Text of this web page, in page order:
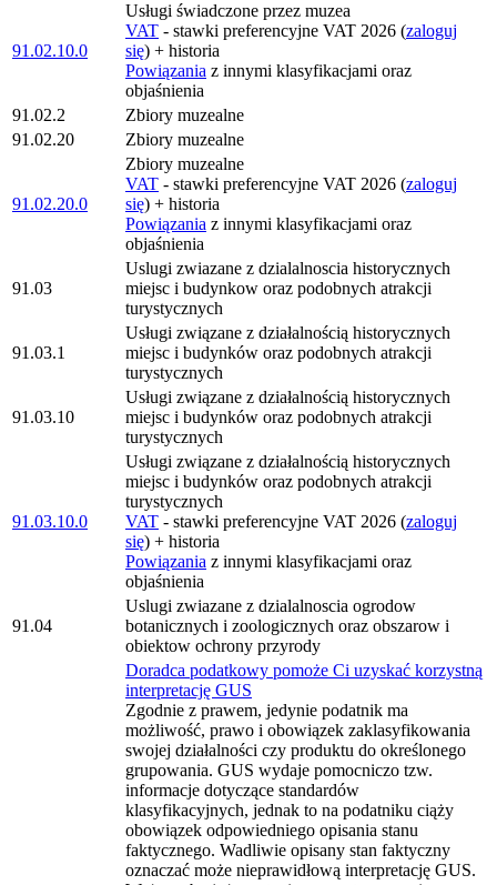
91.02.10.0
Usługi świadczone przez muzea
VAT - stawki preferencyjne VAT 2026 (zaloguj
się) + historia
Powiązania z innymi klasyfikacjami oraz
objaśnienia
91.02.2
Zbiory muzealne
91.02.20
Zbiory muzealne
91.02.20.0
Zbiory muzealne
VAT - stawki preferencyjne VAT 2026 (zaloguj
się) + historia
Powiązania z innymi klasyfikacjami oraz
objaśnienia
91.03
Uslugi zwiazane z dzialalnoscia historycznych
miejsc i budynkow oraz podobnych atrakcji
turystycznych
91.03.1
Usługi związane z działalnością historycznych
miejsc i budynków oraz podobnych atrakcji
turystycznych
91.03.10
Usługi związane z działalnością historycznych
miejsc i budynków oraz podobnych atrakcji
turystycznych
91.03.10.0
Usługi związane z działalnością historycznych
miejsc i budynków oraz podobnych atrakcji
turystycznych
VAT - stawki preferencyjne VAT 2026 (zaloguj
się) + historia
Powiązania z innymi klasyfikacjami oraz
objaśnienia
91.04
Uslugi zwiazane z dzialalnoscia ogrodow
botanicznych i zoologicznych oraz obszarow i
obiektow ochrony przyrody
Doradca podatkowy pomoże Ci uzyskać korzystną
interpretację GUS
Zgodnie z prawem, jedynie podatnik ma
możliwość, prawo i obowiązek zaklasyfikowania
swojej działalności czy produktu do określonego
grupowania. GUS wydaje pomocniczo tzw.
informacje dotyczące standardów
klasyfikacyjnych, jednak to na podatniku ciąży
obowiązek odpowiedniego opisania stanu
faktycznego. Wadliwie opisany stan faktyczny
oznaczać może nieprawidłową interpretację GUS.